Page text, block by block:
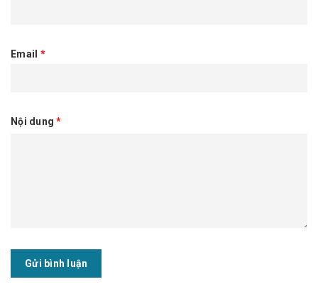
Email *
Nội dung*
Gửi bình luận